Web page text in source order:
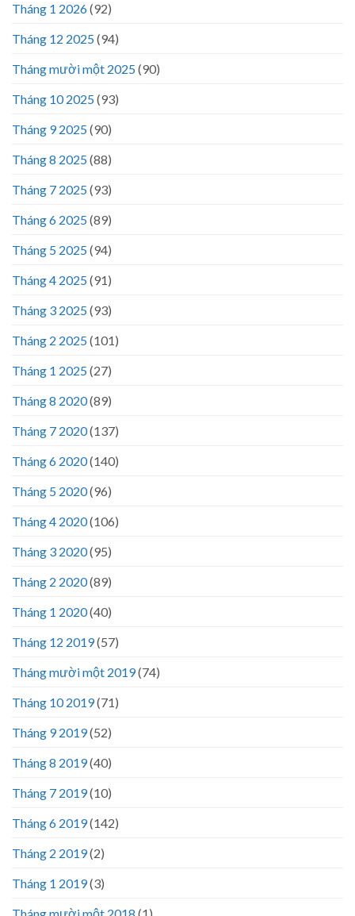
Tháng 1 2026(92)
Tháng 12 2025(94)
Tháng mười một 2025(90)
Tháng 10 2025(93)
Tháng 9 2025(90)
Tháng 8 2025(88)
Tháng 7 2025(93)
Tháng 6 2025(89)
Tháng 5 2025(94)
Tháng 4 2025(91)
Tháng 3 2025(93)
Tháng 2 2025(101)
Tháng 1 2025(27)
Tháng 8 2020(89)
Tháng 7 2020(137)
Tháng 6 2020(140)
Tháng 5 2020(96)
Tháng 4 2020(106)
Tháng 3 2020(95)
Tháng 2 2020(89)
Tháng 1 2020(40)
Tháng 12 2019(57)
Tháng mười một 2019(74)
Tháng 10 2019(71)
Tháng 9 2019(52)
Tháng 8 2019(40)
Tháng 7 2019(10)
Tháng 6 2019(142)
Tháng 2 2019(2)
Tháng 1 2019(3)